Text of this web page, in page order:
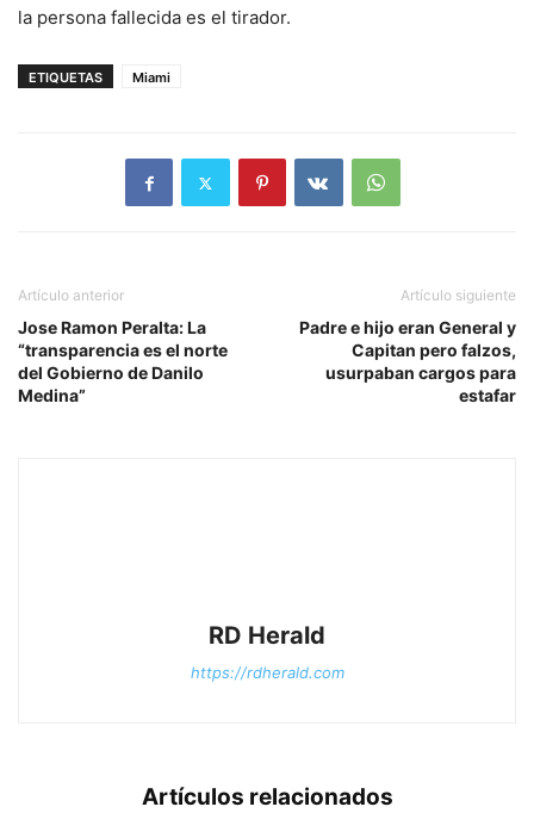
la persona fallecida es el tirador.
ETIQUETAS Miami
Artículo anterior
Jose Ramon Peralta: La
“transparencia es el norte
del Gobierno de Danilo
Medina”
Artículo siguiente
Padre e hijo eran General y
Capitan pero falzos,
usurpaban cargos para
estafar
RD Herald
https://rdherald.com
Artículos relacionados